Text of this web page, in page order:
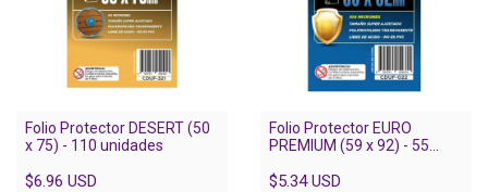
Folio Protector DESERT (50
x 75) - 110 unidades
$6.96 USD
Folio Protector EURO
PREMIUM (59 x 92) - 55
$5.34 USD